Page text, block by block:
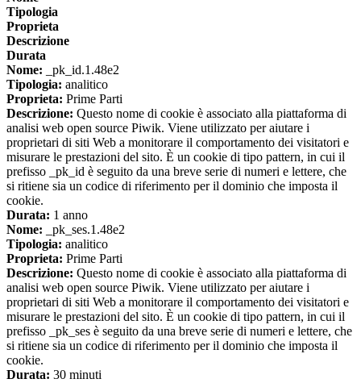
Tipologia
Proprieta
Descrizione
Durata
Nome: _pk_id.1.48e2
Tipologia: analitico
Proprieta: Prime Parti
Descrizione: Questo nome di cookie è associato alla piattaforma di
analisi web open source Piwik. Viene utilizzato per aiutare i
proprietari di siti Web a monitorare il comportamento dei visitatori e
misurare le prestazioni del sito. È un cookie di tipo pattern, in cui il
prefisso _pk_id è seguito da una breve serie di numeri e lettere, che
si ritiene sia un codice di riferimento per il dominio che imposta il
cookie.
Durata: 1 anno
Nome: _pk_ses.1.48e2
Tipologia: analitico
Proprieta: Prime Parti
Descrizione: Questo nome di cookie è associato alla piattaforma di
analisi web open source Piwik. Viene utilizzato per aiutare i
proprietari di siti Web a monitorare il comportamento dei visitatori e
misurare le prestazioni del sito. È un cookie di tipo pattern, in cui il
prefisso _pk_ses è seguito da una breve serie di numeri e lettere, che
si ritiene sia un codice di riferimento per il dominio che imposta il
cookie.
Durata: 30 minuti